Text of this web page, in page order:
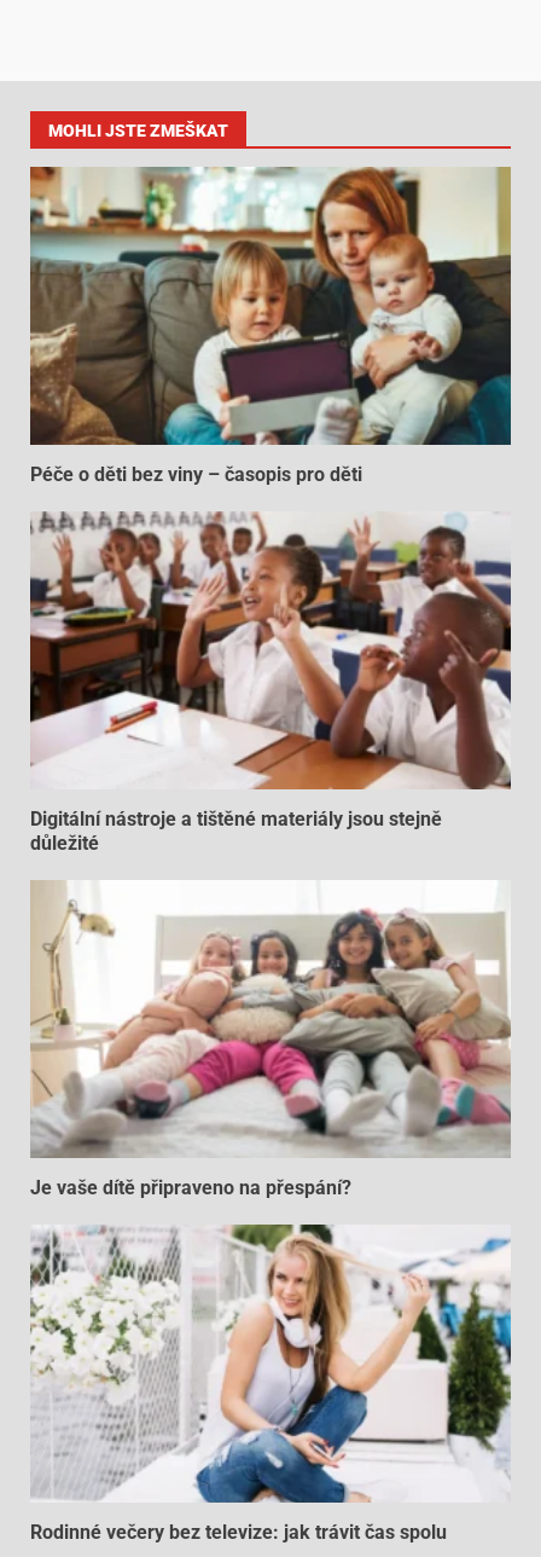
MOHLI JSTE ZMEŠKAT
Péče o děti bez viny – časopis pro děti
Digitální nástroje a tištěné materiály jsou stejně
důležité
Je vaše dítě připraveno na přespání?
Rodinné večery bez televize: jak trávit čas spolu